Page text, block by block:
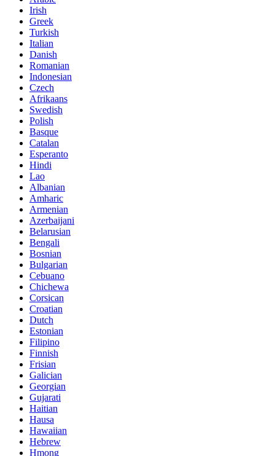
Irish
Greek
Turkish
Italian
Danish
Romanian
Indonesian
Czech
Afrikaans
Swedish
Polish
Basque
Catalan
Esperanto
Hindi
Lao
Albanian
Amharic
Armenian
Azerbaijani
Belarusian
Bengali
Bosnian
Bulgarian
Cebuano
Chichewa
Corsican
Croatian
Dutch
Estonian
Filipino
Finnish
Frisian
Galician
Georgian
Gujarati
Haitian
Hausa
Hawaiian
Hebrew
Hmong